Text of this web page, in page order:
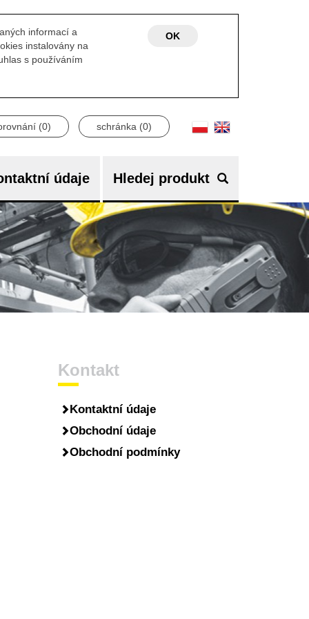
informací a
instalovány na
s používáním
OK
(0) schránka (0)
údaje Hledej produkt
Kontakt
Kontaktní údaje
Obchodní údaje
Obchodní podmínky